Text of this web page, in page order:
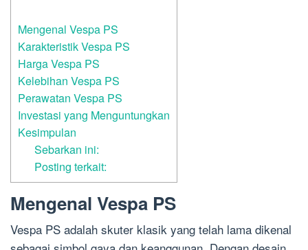
Mengenal Vespa PS
Karakteristik Vespa PS
Harga Vespa PS
Kelebihan Vespa PS
Perawatan Vespa PS
Investasi yang Menguntungkan
Kesimpulan
Sebarkan ini:
Posting terkait:
Mengenal Vespa PS
Vespa PS adalah skuter klasik yang telah lama dikenal